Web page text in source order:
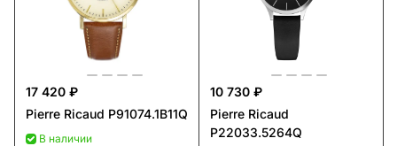
17 420 ₽
Pierre Ricaud P91074.1B11Q
В наличии
10 730 ₽
Pierre Ricaud
P22033.5264Q